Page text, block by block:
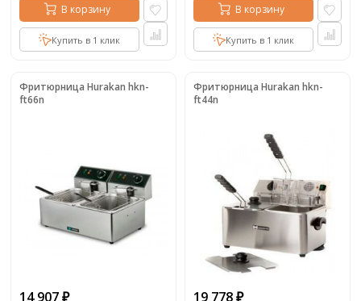
В корзину
Купить в 1 клик
В корзину
Купить в 1 клик
Фритюрница Hurakan hkn-
ft66n
14 907 ₽
Фритюрница Hurakan hkn-
ft44n
19 778 ₽